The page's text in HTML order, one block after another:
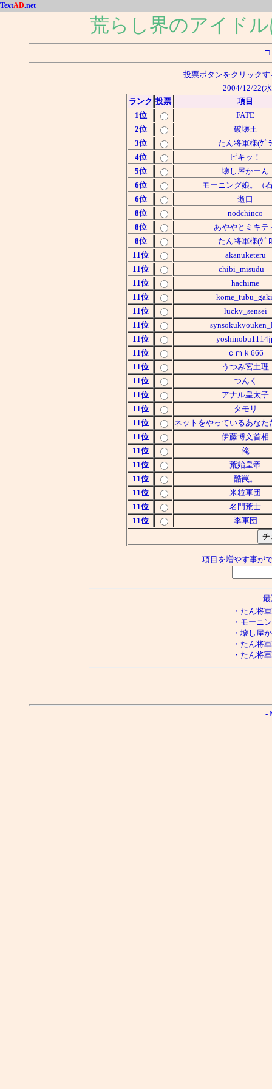
TextAD.net
荒らし界のアイド
□
投票ボタンをクリック
2004/12/22(
ランク 投票
項目
1位
FATE
2位
破壊王
3位
たん将軍様(ｹﾞﾗ
4位
ピキッ！
5位
壊し屋かーん
6位
モーニング娘。（
6位
逝口
8位
nodchinco
8位
あややとミキテ
8位
たん将軍様(ｹﾞﾛ
11位
akanuketeru
11位
chibi_misudu
11位
hachime
11位
11位
lucky_sensei
11位
11位
11位
ｃｍｋ666
11位
うつみ宮土理
11位
つんく
11位
アナル皇太子
11位
タモリ
11位
ネットをやっているあなた
11位
伊藤博文首相
11位
俺
11位
荒始皇帝
11位
酷罠。
11位
米粒軍団
11位
名門荒士
11位
李軍団
項目を増やす事が
・たん将
・モーニ
・壊し屋
・たん将
・たん将
-